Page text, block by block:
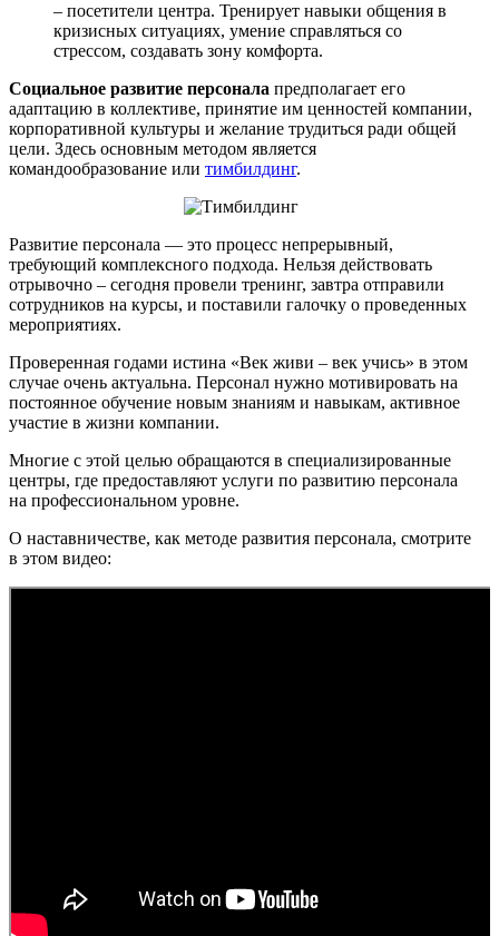
– посетители центра. Тренирует навыки общения в
кризисных ситуациях, умение справляться со
стрессом, создавать зону комфорта.
Социальное развитие персонала предполагает его
адаптацию в коллективе, принятие им ценностей компании,
корпоративной культуры и желание трудиться ради общей
цели. Здесь основным методом является
командообразование или тимбилдинг.
Развитие персонала — это процесс непрерывный,
требующий комплексного подхода. Нельзя действовать
отрывочно – сегодня провели тренинг, завтра отправили
сотрудников на курсы, и поставили галочку о проведенных
мероприятиях.
Проверенная годами истина «Век живи – век учись» в этом
случае очень актуальна. Персонал нужно мотивировать на
постоянное обучение новым знаниям и навыкам, активное
участие в жизни компании.
Многие с этой целью обращаются в специализированные
центры, где предоставляют услуги по развитию персонала
на профессиональном уровне.
О наставничестве, как методе развития персонала, смотрите
в этом видео: